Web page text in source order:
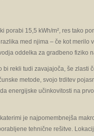
porabi 15,5 kWh/m², res tako
med njima – če kot merilo
oddelka za gradbeno fiziko
rekli tudi zavajajoča, še zlasti
metode, svojo trditev
energijske učinkovitosti na
je najpomembnejša
tehnične rešitve.